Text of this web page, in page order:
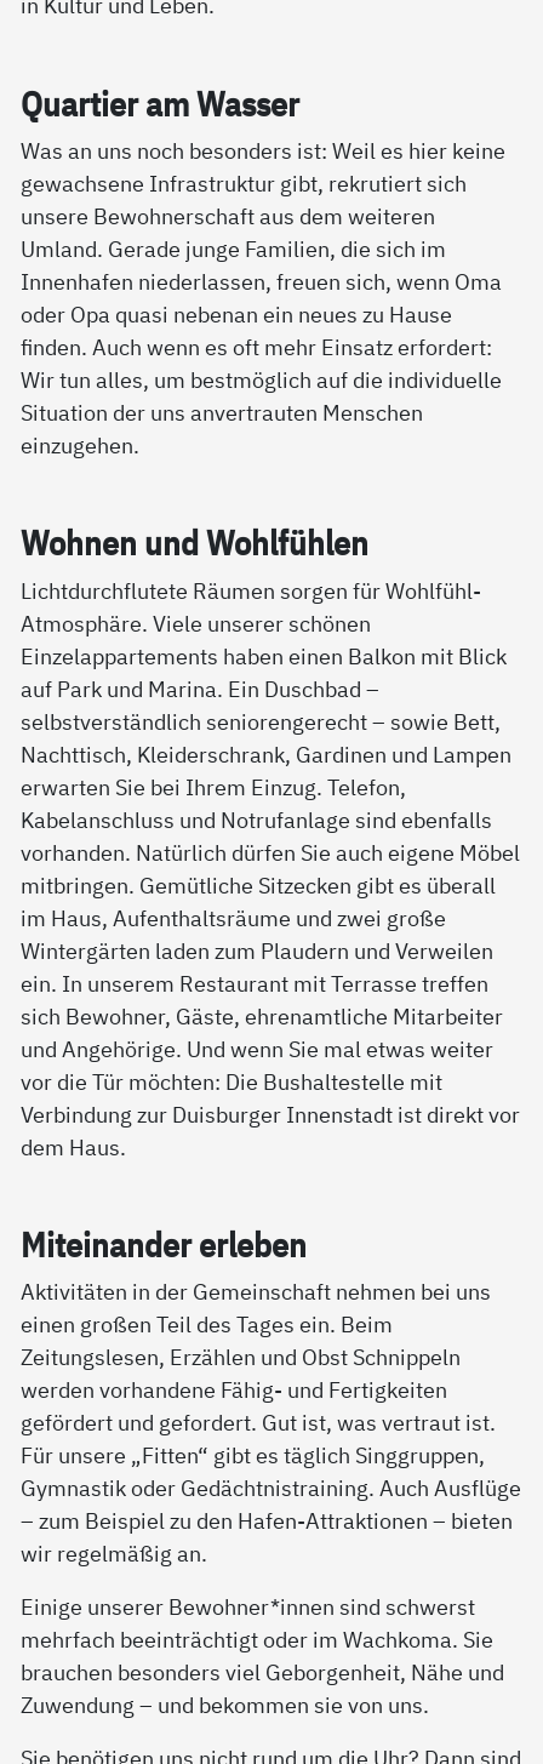
Quar­tier am Was­ser
Was an uns noch besonders ist: Weil es hier keine
gewachsene Infrastruktur gibt, rekrutiert sich
unsere Bewohnerschaft aus dem weiteren
Umland. Gerade junge Familien, die sich im
Innenhafen niederlassen, freuen sich, wenn Oma
oder Opa quasi nebenan ein neues zu Hause
finden. Auch wenn es oft mehr Einsatz erfordert:
Wir tun alles, um bestmöglich auf die individuelle
Situation der uns anvertrauten Menschen
einzugehen.
Woh­nen und Wohl­füh­len
Lichtdurchflutete Räumen sorgen für Wohlfühl-
Atmosphäre. Viele unserer schönen
Einzelappartements haben einen Balkon mit Blick
auf Park und Marina. Ein Duschbad –
selbstverständlich seniorengerecht – sowie Bett,
Nachttisch, Kleiderschrank, Gardinen und Lampen
erwarten Sie bei Ihrem Einzug. Telefon,
Kabelanschluss und Notrufanlage sind ebenfalls
vorhanden. Natürlich dürfen Sie auch eigene Möbel
mitbringen. Gemütliche Sitzecken gibt es überall
im Haus, Aufenthaltsräume und zwei große
Wintergärten laden zum Plaudern und Verweilen
ein. In unserem Restaurant mit Terrasse treffen
sich Bewohner, Gäste, ehrenamtliche Mitarbeiter
und Angehörige. Und wenn Sie mal etwas weiter
vor die Tür möchten: Die Bushaltestelle mit
Verbindung zur Duisburger Innenstadt ist direkt vor
dem Haus.
Mit­ein­an­der er­le­ben
Aktivitäten in der Gemeinschaft nehmen bei uns
einen großen Teil des Tages ein. Beim
Zeitungslesen, Erzählen und Obst Schnippeln
werden vorhandene Fähig- und Fertigkeiten
gefördert und gefordert. Gut ist, was vertraut ist.
Für unsere „Fitten“ gibt es täglich Singgruppen,
Gymnastik oder Gedächtnistraining. Auch Ausflüge
– zum Beispiel zu den Hafen-Attraktionen – bieten
wir regelmäßig an.
Einige unserer Bewohner*innen sind schwerst
mehrfach beeinträchtigt oder im Wachkoma. Sie
brauchen besonders viel Geborgenheit, Nähe und
Zuwendung – und bekommen sie von uns.